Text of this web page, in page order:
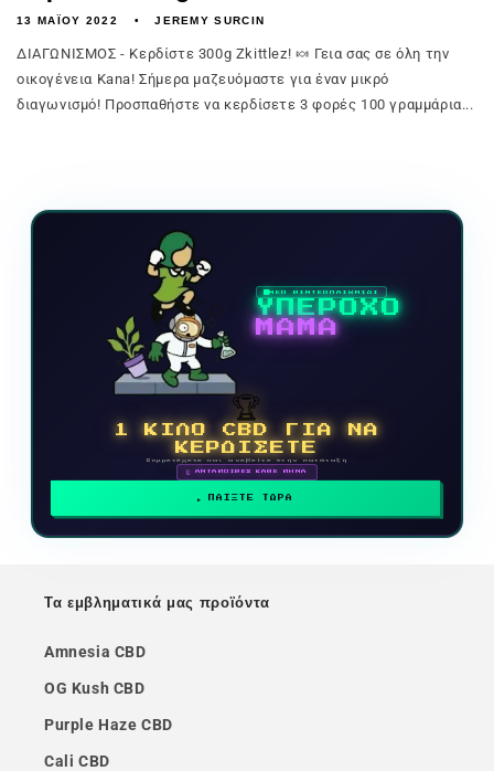
13 ΜΑΪ́ΟΥ 2022 JEREMY SURCIN
ΔΙΑΓΩΝΙΣΜΟΣ - Κερδίστε 300g Zkittlez! 🍬 Γεια σας σε όλη την
οικογένεια Kana! Σήμερα μαζευόμαστε για έναν μικρό
διαγωνισμό! Προσπαθήστε να κερδίσετε 3 φορές 100 γραμμάρια...
ΝΕΟ ΒΙΝΤΕΟΠΑΙΧΝΙΔΙ
ΥΠΕΡΟΧΟ
ΜΑΜΑ
🏆
1 ΚΙΛΟ CBD ΓΙΑ ΝΑ
ΚΕΡΔΙΣΕΤΕ
Συμμετέχετε και ανεβείτε στην κατάταξη
🗓 ΑΝΤΑΜΟΙΒΕΣ ΚΑΘΕ ΜΗΝΑ
ΠΑΙΞΤΕ ΤΩΡΑ
Τα εμβληματικά μας προϊόντα
Amnesia CBD
OG Kush CBD
Purple Haze CBD
Cali CBD